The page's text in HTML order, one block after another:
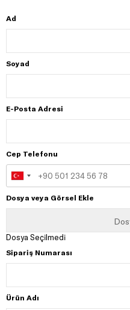
Ad
Soyad
E-Posta Adresi
Cep Telefonu
Dosya veya Görsel Ekle
Dosya Seçilmedi
Sipariş Numarası
Ürün Adı